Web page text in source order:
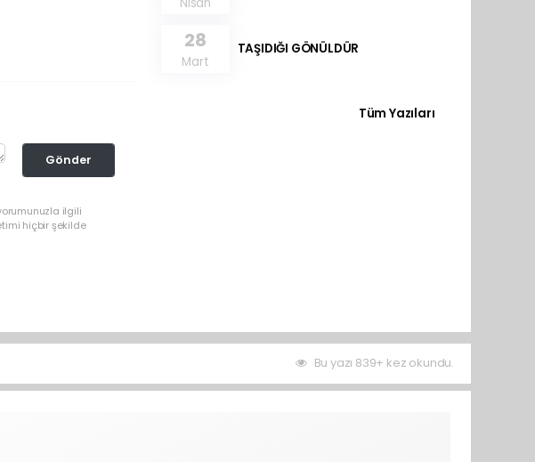
Gönder
ilgili
hiçbir şekilde
28
Mart
TAŞIDIĞI GÖNÜLDÜR
Tüm Yazıları
Bu yazı 839+ kez okundu.